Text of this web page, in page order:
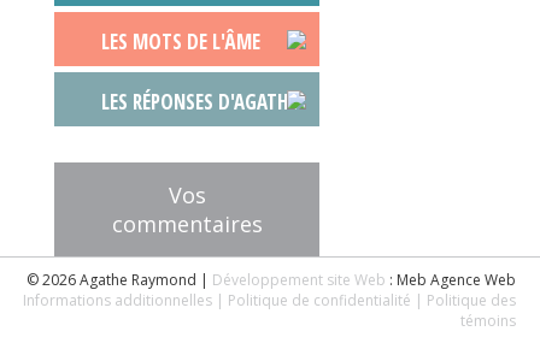
LES MOTS DE L'ÂME
LES RÉPONSES D'AGATHE
Vos
commentaires
© 2026 Agathe Raymond | Développement site Web : Meb Agence Web
Informations additionnelles | Politique de confidentialité | Politique des
témoins